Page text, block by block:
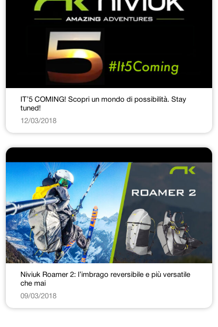
IT’5 COMING! Scopri un mondo di possibilità. Stay
tuned!
12/03/2018
Niviuk Roamer 2: l’imbrago reversibile e più versatile
che mai
09/03/2018